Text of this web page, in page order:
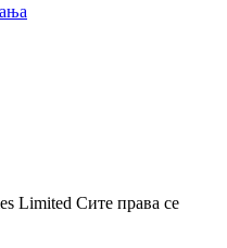
Limited Сите права се